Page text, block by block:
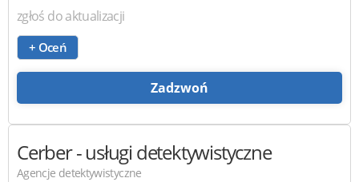
zgłoś do aktualizacji
+ Oceń
Zadzwoń
Cerber- usługi detektywistyczne
Agencje detektywistyczne